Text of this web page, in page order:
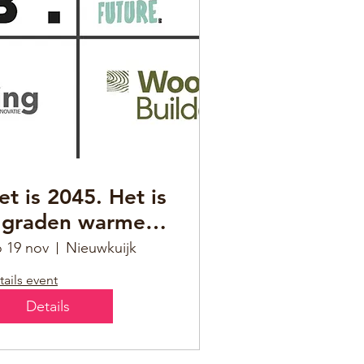
is 2045. Het is
warmer
aarde.
19 nov Nieuwkuijk
event
Details